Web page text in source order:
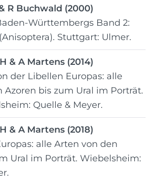
R Buchwald (2000)
Württembergs Band 2:
Stuttgart: Ulmer.
& A Martens (2014)
der Libellen Europas: alle
Azoren bis zum Ural im Porträt.
Quelle & Meyer.
& A Martens (2018)
alle Arten von den
Ural im Porträt. Wiebelsheim: